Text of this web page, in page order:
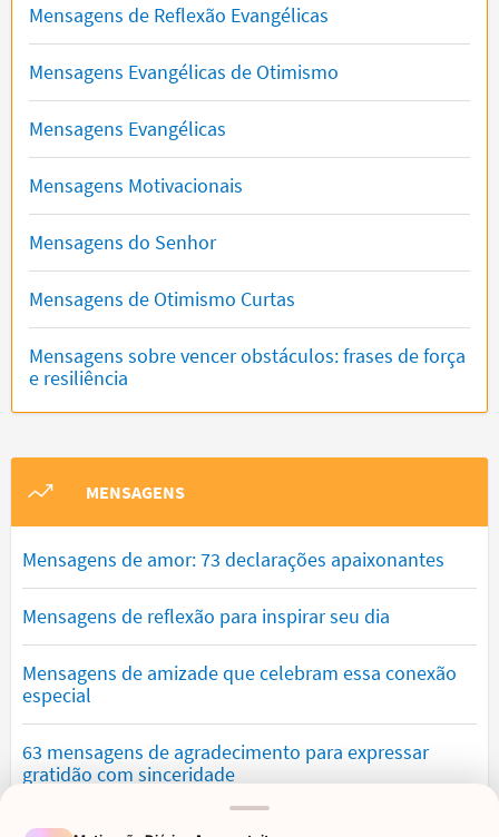
Mensagens de Reflexão Evangélicas
Mensagens Evangélicas de Otimismo
Mensagens Evangélicas
Mensagens Motivacionais
Mensagens do Senhor
Mensagens de Otimismo Curtas
Mensagens sobre vencer obstáculos: frases de força
e resiliência
MENSAGENS
Mensagens de amor: 73 declarações apaixonantes
Mensagens de reflexão para inspirar seu dia
Mensagens de amizade que celebram essa conexão
especial
63 mensagens de agradecimento para expressar
gratidão com sinceridade
Mensagens de saudade que tocam o coração e